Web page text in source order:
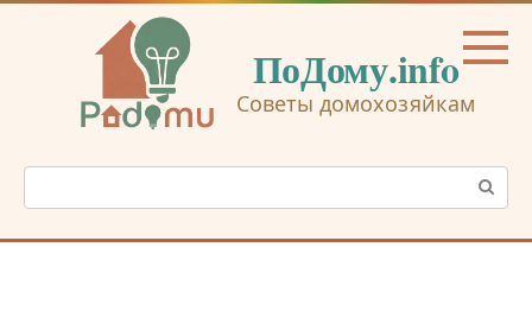
Перейти
ПоДому.info
Советы домохозяйкам
Поиск: